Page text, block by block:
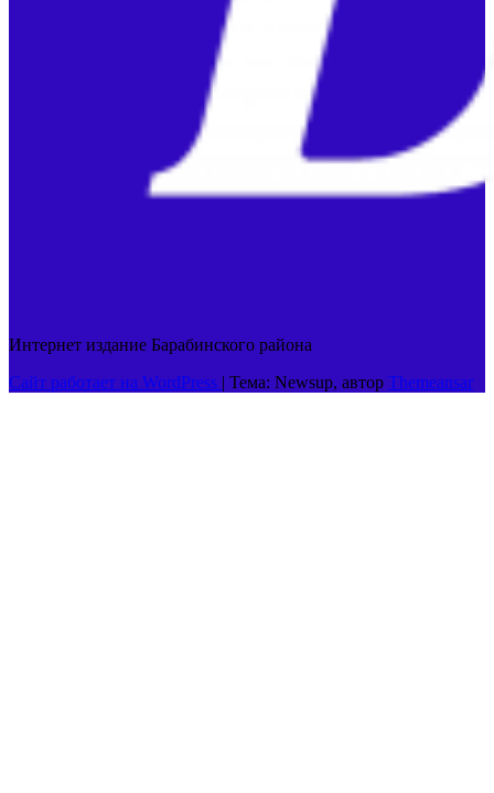
Интернет издание Барабинского района
Сайт работает на WordPress | Тема: Newsup, автор Themeansar